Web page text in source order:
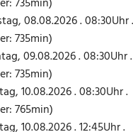
08.08.2026 . 08:30Uhr .
735min)
09.08.2026 . 08:30Uhr .
735min)
10.08.2026 . 08:30Uhr .
765min)
10.08.2026 . 12:45Uhr .